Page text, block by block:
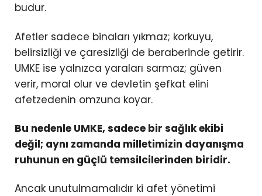
budur.
Afetler sadece binaları yıkmaz; korkuyu,
belirsizliği ve çaresizliği de beraberinde getirir.
UMKE ise yalnızca yaraları sarmaz; güven
verir, moral olur ve devletin şefkat elini
afetzedenin omzuna koyar.
Bu nedenle UMKE, sadece bir sağlık ekibi
değil; aynı zamanda milletimizin dayanışma
ruhunun en güçlü temsilcilerinden biridir.
Ancak unutulmamalıdır ki afet yönetimi